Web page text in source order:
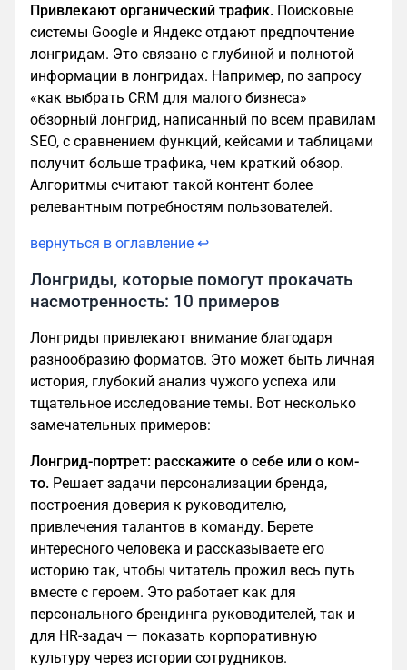
Привлекают органический трафик. Поисковые
системы Google и Яндекс отдают предпочтение
лонгридам. Это связано с глубиной и полнотой
информации в лонгридах. Например, по запросу
«как выбрать CRM для малого бизнеса»
обзорный лонгрид, написанный по всем правилам
SEO, с сравнением функций, кейсами и таблицами
получит больше трафика, чем краткий обзор.
Алгоритмы считают такой контент более
релевантным потребностям пользователей.
вернуться в оглавление ↩
Лонгриды, которые помогут прокачать
насмотренность: 10 примеров
Лонгриды привлекают внимание благодаря
разнообразию форматов. Это может быть личная
история, глубокий анализ чужого успеха или
тщательное исследование темы. Вот несколько
замечательных примеров:
Лонгрид-портрет: расскажите о себе или о ком-
то. Решает задачи персонализации бренда,
построения доверия к руководителю,
привлечения талантов в команду. Берете
интересного человека и рассказываете его
историю так, чтобы читатель прожил весь путь
вместе с героем. Это работает как для
персонального брендинга руководителей, так и
для HR-задач — показать корпоративную
культуру через истории сотрудников.